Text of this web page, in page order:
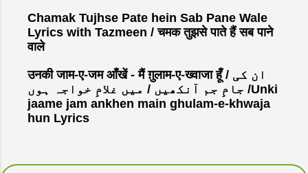
Chamak Tujhse Pate hein Sab Pane Wale
Lyrics with Tazmeen / चमक तुझसे पाते हैं सब पाने
वाले
उनकी जाम-ए-जम आँखें - मैं ग़ुलाम-ए-ख्वाजा हूँ / ان کی
جامِ جم آنکھیں / میں غلامِ خواجہ ہوں /Unki
jaame jam ankhen main ghulam-e-khwaja
hun Lyrics